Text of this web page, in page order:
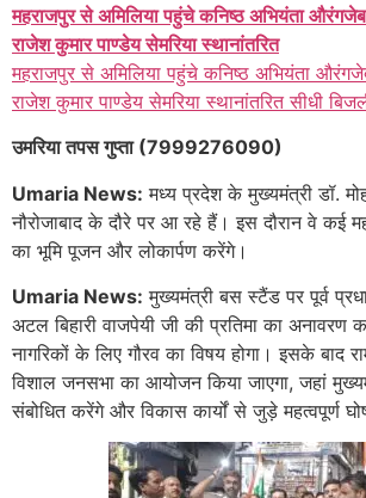
महराजपुर से अमिलिया पहुंचे कनिष्ठ अभियंता
राजेश कुमार पाण्डेय सेमरिया स्थानांतरित
महराजपुर से अमिलिया पहुंचे कनिष्ठ अभियंता
राजेश कुमार पाण्डेय सेमरिया स्थानांतरित सीधी
उमरिया तपस गुप्ता (7999276090)
Umaria News: मध्य प्रदेश के मुख्यमंत्री डॉ.
नौरोजाबाद के दौरे पर आ रहे हैं। इस दौरान वे कई
का भूमि पूजन और लोकार्पण करेंगे।
Umaria News: मुख्यमंत्री बस स्टैंड पर पूर्व
अटल बिहारी वाजपेयी जी की प्रतिमा का अनावरण
नागरिकों के लिए गौरव का विषय होगा। इसके बाद
विशाल जनसभा का आयोजन किया जाएगा, जहां
संबोधित करेंगे और विकास कार्यों से जुड़े महत्वपूर्ण